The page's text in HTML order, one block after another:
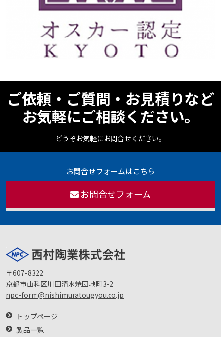
ご依頼・ご質問・お見積りなど
お気軽にご相談ください。
どうぞお気軽にお問合せください。
お問合せフォームはこちら
お問合せフォーム
〒607-8322
京都市山科区川田清水焼団地町3-2
npc-form@nishimuratougyou.co.jp
トップページ
製品一覧